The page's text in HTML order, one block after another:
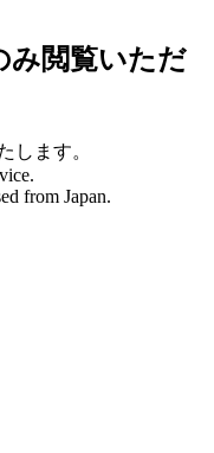
み閲覧いただ
します。
from Japan.